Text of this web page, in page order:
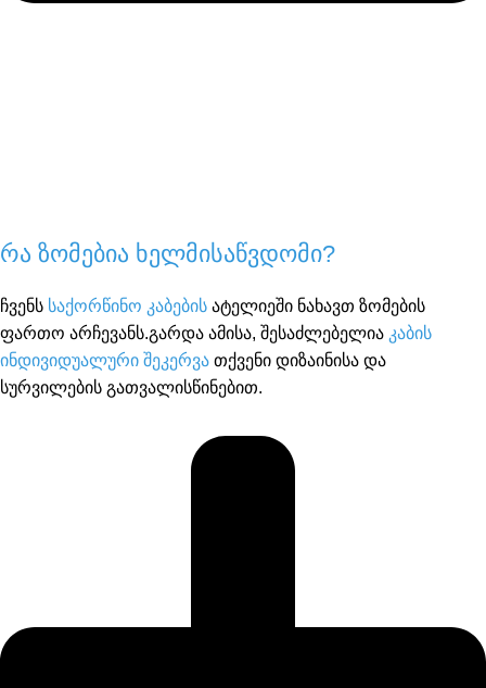
რა ზომებია ხელმისაწვდომი?
ჩვენს საქორწინო კაბების ატელიეში ნახავთ ზომების
ფართო არჩევანს.გარდა ამისა, შესაძლებელია კაბის
ინდივიდუალური შეკერვა თქვენი დიზაინისა და
სურვილების გათვალისწინებით.